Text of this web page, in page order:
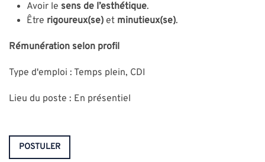
Avoir le sens de l’esthétique.
Être rigoureux(se) et minutieux(se).
Rémunération selon profil
Type d'emploi : Temps plein, CDI
Lieu du poste : En présentiel
POSTULER